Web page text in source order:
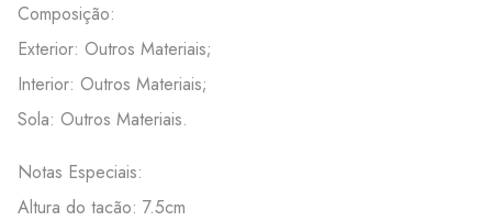
Composição:
Exterior: Outros Materiais;
Interior: Outros Materiais;
Sola: Outros Materiais.
Notas Especiais:
Altura do tacão: 7.5cm